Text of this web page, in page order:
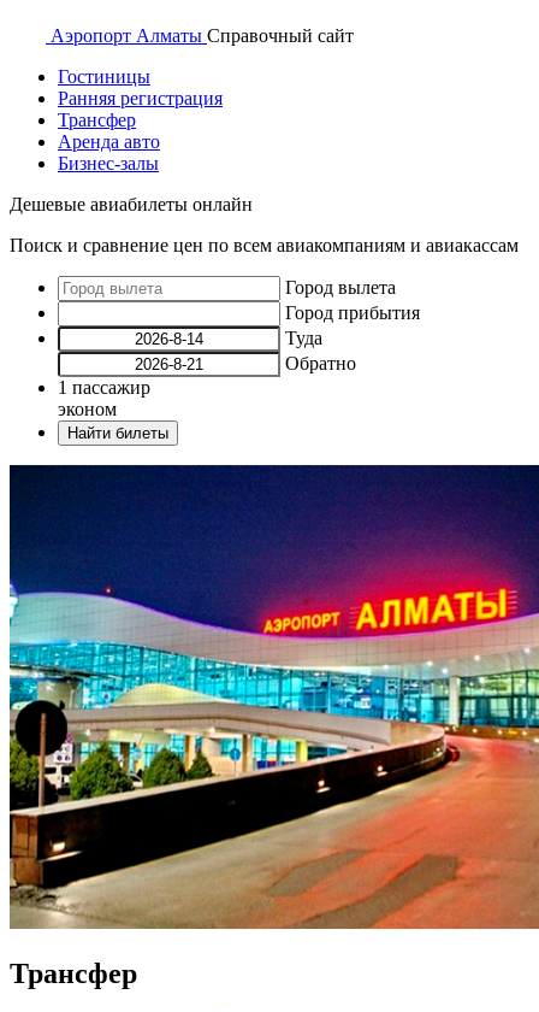
Аэропорт Алматы Справочный сайт
Гостиницы
Ранняя регистрация
Трансфер
Аренда авто
Бизнес-залы
Дешевые авиабилеты онлайн
Поиск и сравнение цен по всем авиакомпаниям и авиакассам
Город вылета
Город прибытия
Туда
Обратно
1 пассажир
эконом
Найти билеты
Трансфер